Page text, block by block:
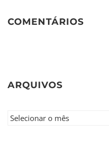
COMENTÁRIOS
ARQUIVOS